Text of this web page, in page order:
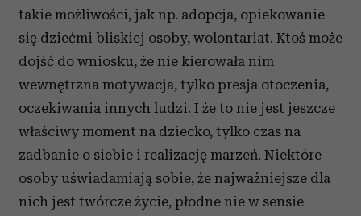
takie możliwości, jak np. adopcja, opiekowanie
się dziećmi bliskiej osoby, wolontariat. Ktoś może
dojść do wniosku, że nie kierowała nim
wewnętrzna motywacja, tylko presja otoczenia,
oczekiwania innych ludzi. I że to nie jest jeszcze
właściwy moment na dziecko, tylko czas na
zadbanie o siebie i realizację marzeń. Niektóre
osoby uświadamiają sobie, że najważniejsze dla
nich jest twórcze życie, płodne nie w sensie